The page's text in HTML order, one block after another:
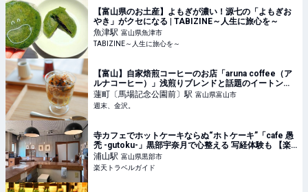
【富山県のお土産】よもぎが濃い！源七の「よもぎお
やき」がクセになる | TABIZINE～人生に旅心を～
魚津駅 富山県魚津市
TABIZINE～人生に旅心を～
【富山】自家焙煎コーヒーのお店「aruna coffee（ア
ルナコーヒー）」浅煎りブレンドと話題のイートンメ
スでカフェタイム【NEW OPEN】 - 週末、金沢。
蓮町〔馬場記念公園前〕駅 富山県富山市
週末、金沢。
寺カフェでホットケーキならぬ“ホトケーキ”「cafe 愚
禿 -gutoku-」黒部宇奈月で心整える 写経体験も 【楽
天トラベル】
浦山駅 富山県黒部市
楽天トラベルガイド